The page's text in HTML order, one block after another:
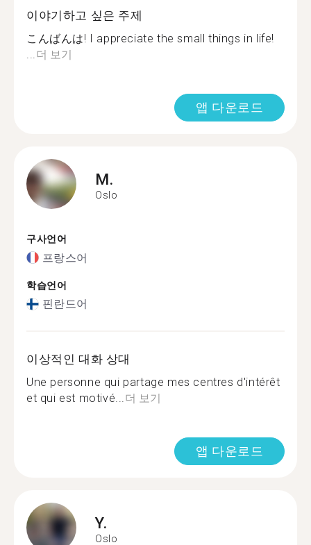
이야기하고 싶은 주제
こんばんは! I appreciate the small things in life!
...더 보기
앱 다운로드
M.
Oslo
구사언어
프랑스어
학습언어
핀란드어
이상적인 대화 상대
Une personne qui partage mes centres d'intérêt
et qui est motivé...더 보기
앱 다운로드
Y.
Oslo